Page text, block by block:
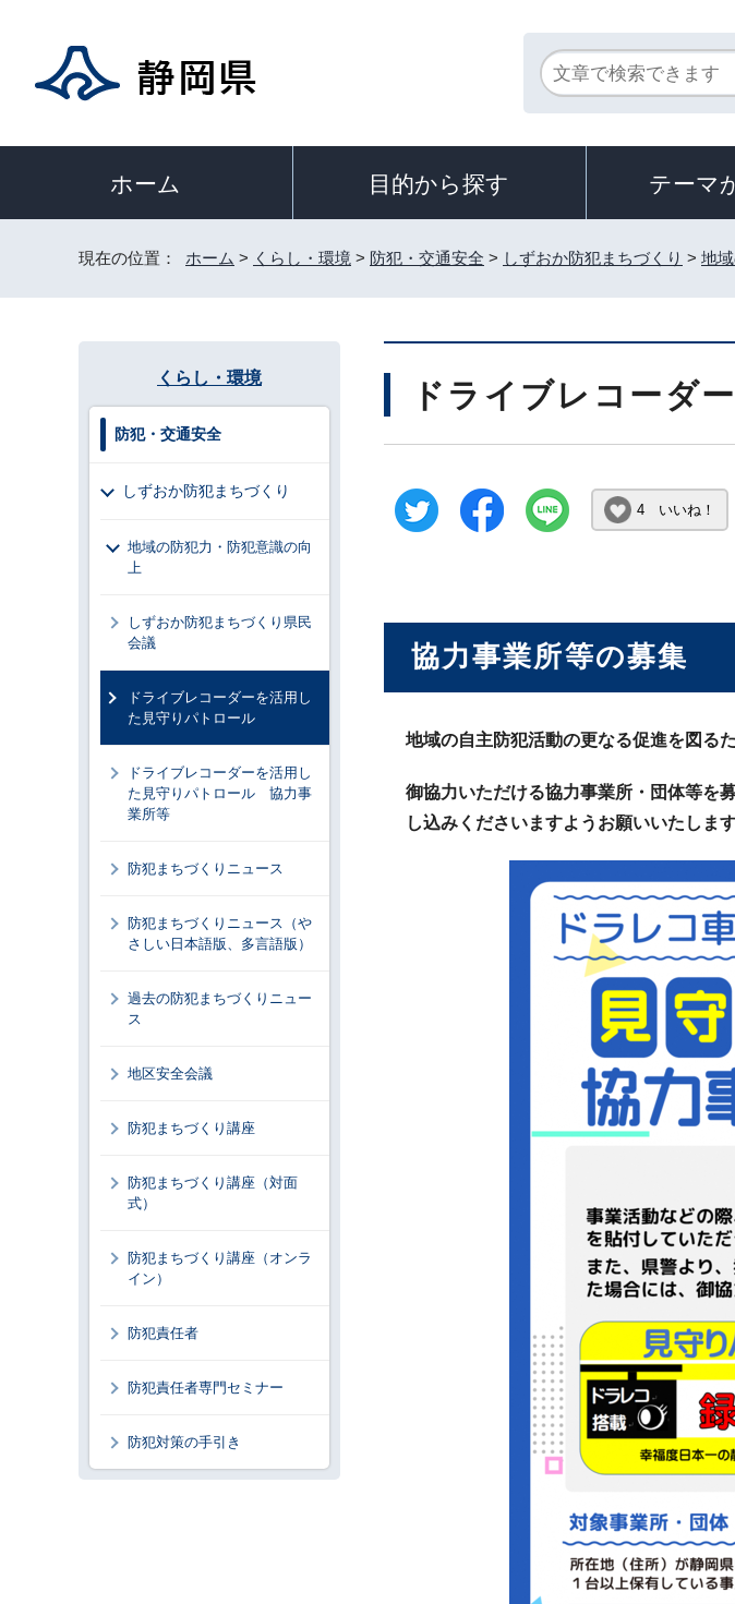
ホーム 目的から探す テーマ
現在の位置： ホーム > くらし・環境 > 防犯・交通安全 > しずおか防犯まちづくり > 地
ドライブレコーダ
4 いいね！
協力事業所等の募集
地域の自主防犯活動の更なる促進を図る
御協力いただける協力事業所・団体等を
し込みくださいますようお願いいたします
くらし・環境
防犯・交通安全
しずおか防犯まちづくり
地域の防犯力・防犯意識の向
上
しずおか防犯まちづくり県民
会議
ドライブレコーダーを活用し
た見守りパトロール
ドライブレコーダーを活用し
た見守りパトロール 協力事
業所等
防犯まちづくりニュース
防犯まちづくりニュース（や
さしい日本語版、多言語版）
過去の防犯まちづくりニュー
ス
地区安全会議
防犯まちづくり講座
防犯まちづくり講座（対面
式）
防犯まちづくり講座（オンラ
イン）
防犯責任者
防犯責任者専門セミナー
防犯対策の手引き